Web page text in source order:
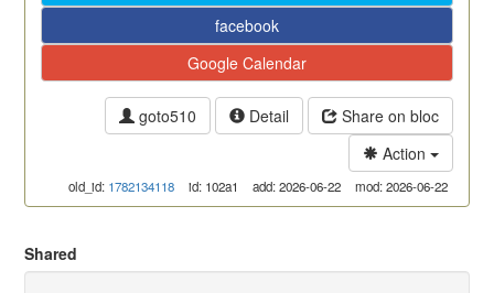
facebook
Google Calendar
goto510 Detail
Share on bloc
Action
old_id: 1782134118 id: 102a1 add: 2026-06-22 mod: 2026-06-22
Shared